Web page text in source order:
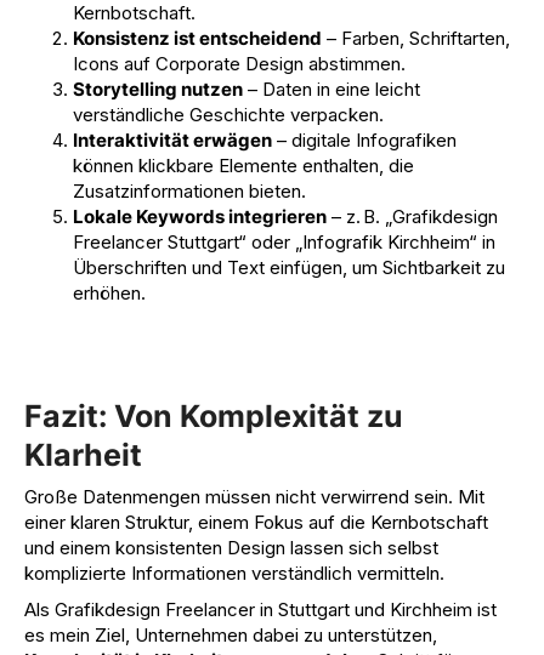
Kernbotschaft.
Konsistenz ist entscheidend – Farben, Schriftarten,
Icons auf Corporate Design abstimmen.
Storytelling nutzen – Daten in eine leicht
verständliche Geschichte verpacken.
Interaktivität erwägen – digitale Infografiken
können klickbare Elemente enthalten, die
Zusatzinformationen bieten.
Lokale Keywords integrieren – z. B. „Grafikdesign
Freelancer Stuttgart“ oder „Infografik Kirchheim“ in
Überschriften und Text einfügen, um Sichtbarkeit zu
erhöhen.
Fazit: Von Komplexität zu
Klarheit
Große Datenmengen müssen nicht verwirrend sein. Mit
einer klaren Struktur, einem Fokus auf die Kernbotschaft
und einem konsistenten Design lassen sich selbst
komplizierte Informationen verständlich vermitteln.
Als Grafikdesign Freelancer in Stuttgart und Kirchheim ist
es mein Ziel, Unternehmen dabei zu unterstützen,